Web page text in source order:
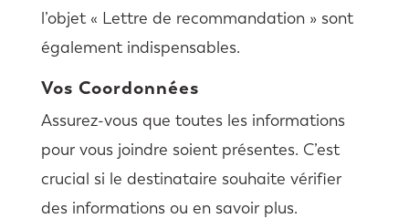
l’objet « Lettre de recommandation » sont
également indispensables.
Vos Coordonnées
Assurez-vous que toutes les informations
pour vous joindre soient présentes. C’est
crucial si le destinataire souhaite vérifier
des informations ou en savoir plus.